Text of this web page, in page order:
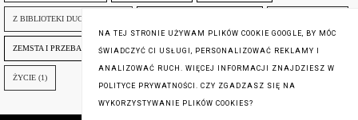
Z BIBLIOTEKI DUCHA GÓR
ZEMSTA I PRZEBACZENIE (6) ŚLADY ZBRODNI (3) ŻYCIA W ŻYCIU (3)
ŻYCIE (1)
NA TEJ STRONIE UŻYWAM PLIKÓW COOKIE GOOGLE, BY MÓC
ŚWIADCZYĆ CI USŁUGI, PERSONALIZOWAĆ REKLAMY I
ANALIZOWAĆ RUCH. WIĘCEJ INFORMACJI ZNAJDZIESZ W
POLITYCE PRYWATNOŚCI. CZY ZGADZASZ SIĘ NA
WYKORZYSTYWANIE PLIKÓW COOKIES?